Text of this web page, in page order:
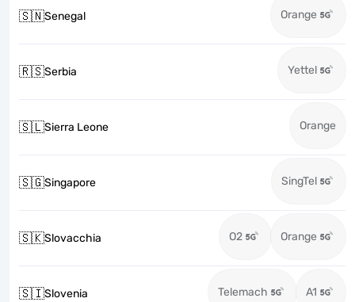
🇸🇳Senegal Orange
🇷🇸Serbia Yettel
🇸🇱Sierra Leone Orange
🇸🇬Singapore SingTel
🇸🇰Slovacchia O2 Orange
🇸🇮Slovenia Telemach A1